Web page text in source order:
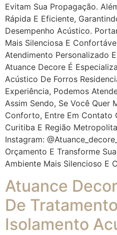
Evitam Sua Propagação.
Rápida E Eficiente,
Desempenho Acústico.
Mais Silenciosa E
Atendimento Personalizado
Atuance Decore É
Acústico De Forros
Experiência, Podemos
Assim Sendo, Se Você Quer
Conforto, Entre Em Contato
Curitiba E Região
Instagram:
Orçamento E Transforme
Ambiente Mais Silencioso E
Atuance
De
Isolamento